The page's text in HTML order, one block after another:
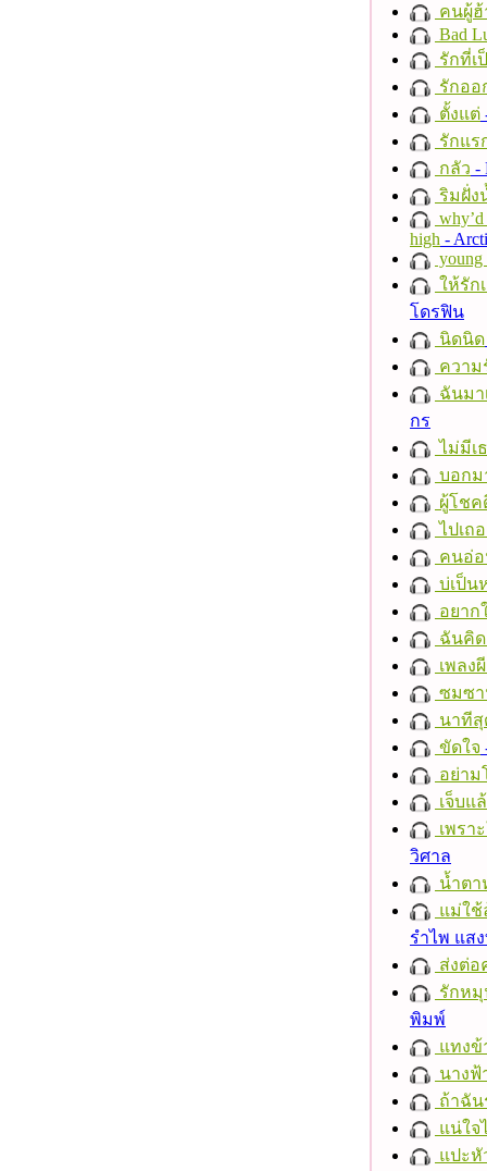
คนผู้ฮ้
Bad
รักที่เ
รักออ
ตั้งแต่
รักแร
กลัว -
ริมฝั่ง
high -
young
ให้รัก
โดรฟิน
นิดนิด
ความ
ฉันมา
กร
ไม่มีเ
บอกม
ผู้โชค
ไปเถ
คนอ่
บ่เป็น
อยาก
ฉันคิด
เพลง
ซมซ
นาทีสุ
ขัดใจ
อย่าม
เจ็บแ
เพรา
วิศาล
น้ำต
แม่ใช้
รำไพ แส
ส่งต่อ
รักห
พิมพ์
แทงข้
นางฟ้
ถ้าฉัน
แน่ใจ
แปะหั